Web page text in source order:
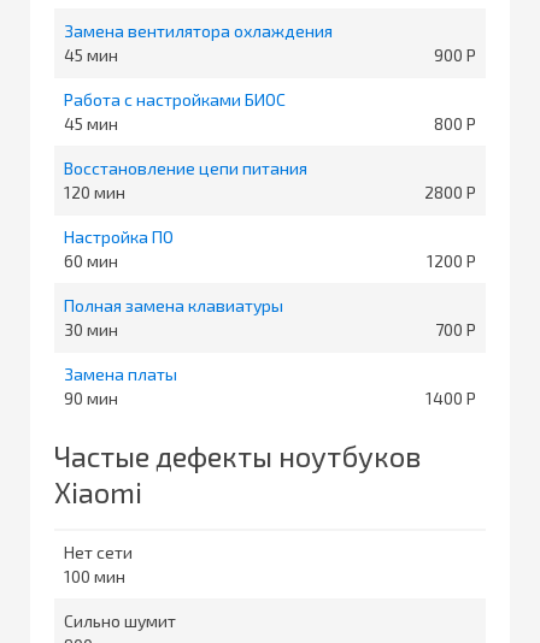
Замена вентилятора охлаждения
45
900
Работа с настройками БИОС
45
800
Восстановление цепи питания
120
2800
Настройка ПО
60
1200
Полная замена клавиатуры
30
700
Замена платы
90
1400
Частые дефекты ноутбуков
Xiaomi
Нет сети
100
Сильно шумит